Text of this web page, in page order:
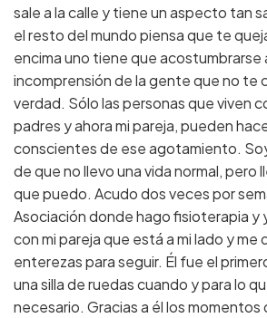
sale a la calle y tiene un aspecto tan
el resto del mundo piensa que te
encima uno tiene que acostumbrarse
incomprensión de la gente que no te
verdad. Sólo las personas que viven
padres y ahora mi pareja, pueden
conscientes de ese agotamiento.
de que no llevo una vida normal, pero
que puedo. Acudo dos veces por
Asociación donde hago fisioterapia y
con mi pareja que está a mi lado y me
enterezas para seguir. Él fue el
una silla de ruedas cuando y para lo
necesario. Gracias a él los momentos